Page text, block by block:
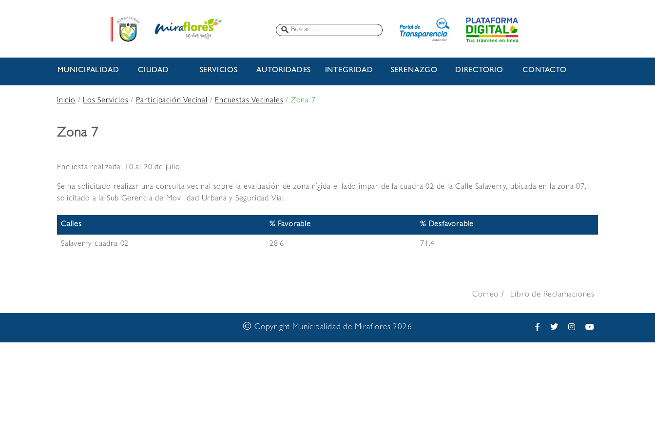
MUNICIPALIDAD CIUDAD SERVICIOS AUTORIDADES INTEGRIDAD SERENAZGO DIRECTORIO CONTACTO
Inicio/Los Servicios/Participación Vecinal/Encuestas Vecinales/ Zona 7
Zona 7
Encuesta realizada: 10 al 20 de julio
Se ha solicitado realizar una consulta vecinal sobre la evaluación de zona rígida el lado impar de la cuadra 02 de la Calle Salaverry, ubicada en la zona 07,
solicitado a la Sub Gerencia de Movilidad Urbana y Seguridad Vial.
Calles % Favorable % Desfavorable
Salaverry cuadra 02 28.6 71.4
Correo Libro de Reclamaciones
© Copyright Municipalidad de Miraflores 2026